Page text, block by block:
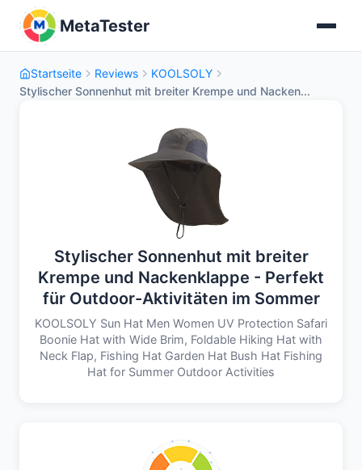
MetaTester
Startseite Reviews
KOOLSOLY
Stylischer Sonnenhut mit breiter Krempe und Nacken...
Stylischer Sonnenhut mit breiter
Krempe und Nackenklappe - Perfekt
für Outdoor-Aktivitäten im Sommer
KOOLSOLY Sun Hat Men Women UV Protection Safari
Boonie Hat with Wide Brim, Foldable Hiking Hat with
Neck Flap, Fishing Hat Garden Hat Bush Hat Fishing
Hat for Summer Outdoor Activities